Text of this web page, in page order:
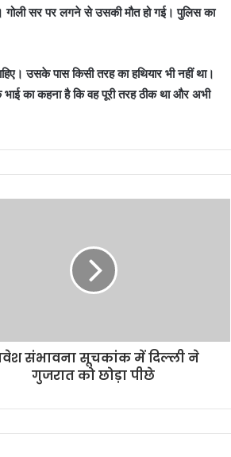
गोली सर पर लगने से उसकी मौत हो गई। पुलिस का
उसके पास किसी तरह का हथियार भी नहीं था।
का कहना है कि वह पूरी तरह ठीक था और अभी
संभावना सूचकांक में दिल्ली ने
गुजरात को छोड़ा पीछे